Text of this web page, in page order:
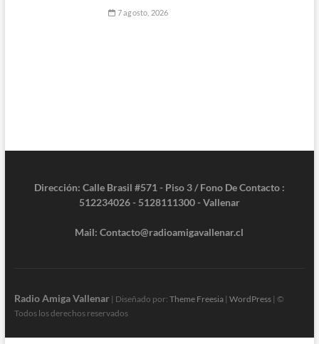
7 agosto, 2026
Dirección: Calle Brasil #571 - Piso 3 / Fono De Contacto :
512234026 - 5128111300 - Vallenar
Mail: Contacto@radioamigavallenar.cl
Radio Amiga Vallenar| Diseñado por: Theme Freesia| WordPress| ©
Todos los derechos reservados